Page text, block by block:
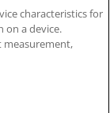
characteristics for
on a device.
measurement,